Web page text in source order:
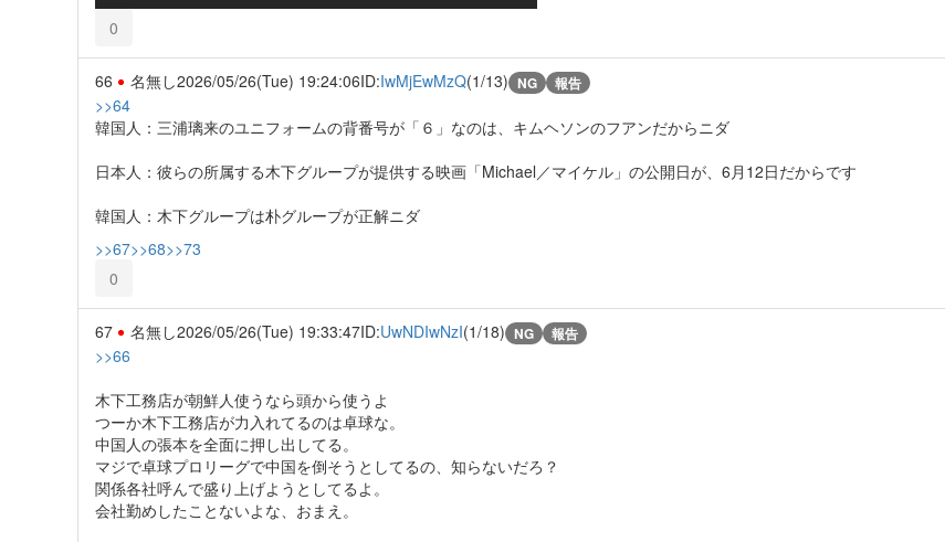
0
66 名無し2026/05/26(Tue) 19:24:06ID:IwMjEwMzQ(1/13) NG 報告
>>64
韓国人：三浦璃来のユニフォームの背番号が「６」なのは、キムヘソンのフアンだからニダ
日本人：彼らの所属する木下グループが提供する映画「Michael／マイケル」の公開日が、6月12日だからです
韓国人：木下グループは朴グループが正解ニダ
>>67>>68>>73
0
67 名無し2026/05/26(Tue) 19:33:47ID:UwNDIwNzI(1/18) NG 報告
>>66
木下工務店が朝鮮人使うなら頭から使うよ
つーか木下工務店が力入れてるのは卓球な。
中国人の張本を全面に押し出してる。
マジで卓球プロリーグで中国を倒そうとしてるの、知らないだろ？
関係各社呼んで盛り上げようとしてるよ。
会社勤めしたことないよな、おまえ。